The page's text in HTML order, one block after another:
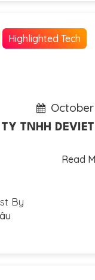
Highlighted Tech
October
TNHH
Read
By